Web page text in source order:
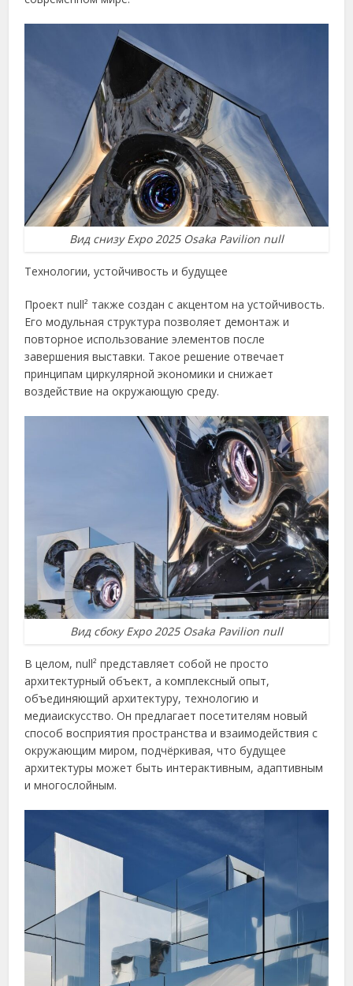
Вид снизу Expo 2025 Osaka Pavilion null
Технологии, устойчивость и будущее
Проект null² также создан с акцентом на устойчивость.
Его модульная структура позволяет демонтаж и
повторное использование элементов после
завершения выставки. Такое решение отвечает
принципам циркулярной экономики и снижает
воздействие на окружающую среду.
Вид сбоку Expo 2025 Osaka Pavilion null
В целом, null² представляет собой не просто
архитектурный объект, а комплексный опыт,
объединяющий архитектуру, технологию и
медиаискусство. Он предлагает посетителям новый
способ восприятия пространства и взаимодействия с
окружающим миром, подчёркивая, что будущее
архитектуры может быть интерактивным, адаптивным
и многослойным.